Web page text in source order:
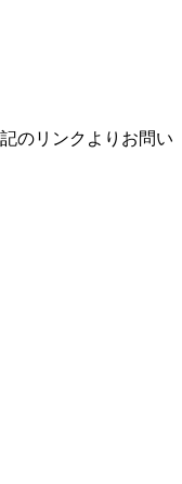
のリンクよりお問い